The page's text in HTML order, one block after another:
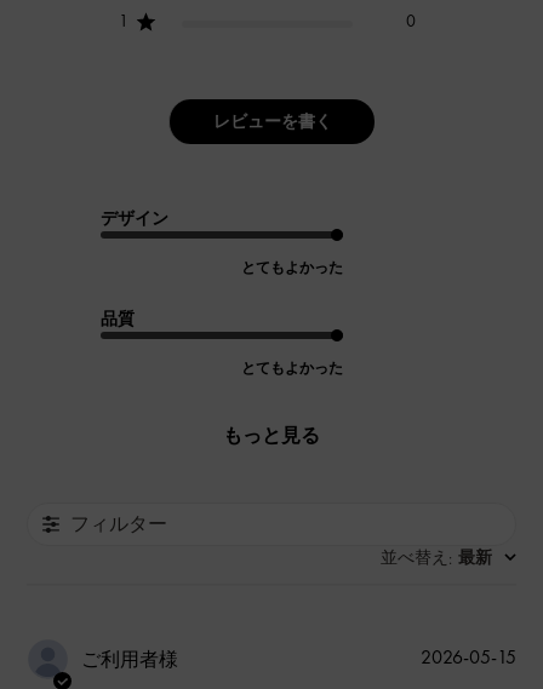
1
0
レビューを書く
デザイン
とてもよかった
品質
とてもよかった
もっと見る
フィルター
並べ替え : 最新
ご利用者様
公
2026-05-15